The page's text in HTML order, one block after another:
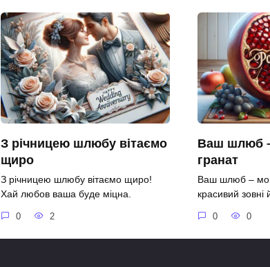
З річницею шлюбу вітаємо
щиро
З річницею шлюбу вітаємо щиро!
Хай любов ваша буде міцна.
0 2
Ваш шлюб
гранат
Ваш шлюб –
красивий зовні
0 0